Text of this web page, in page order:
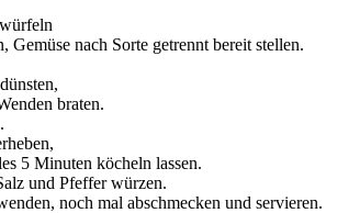
nach Sorte getrennt bereit stellen.
braten.
5 Minuten köcheln lassen.
und Pfeffer würzen.
noch mal abschmecken und servieren.